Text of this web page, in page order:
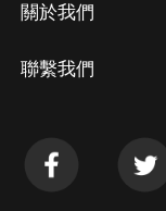
關於我們
聯繫我們